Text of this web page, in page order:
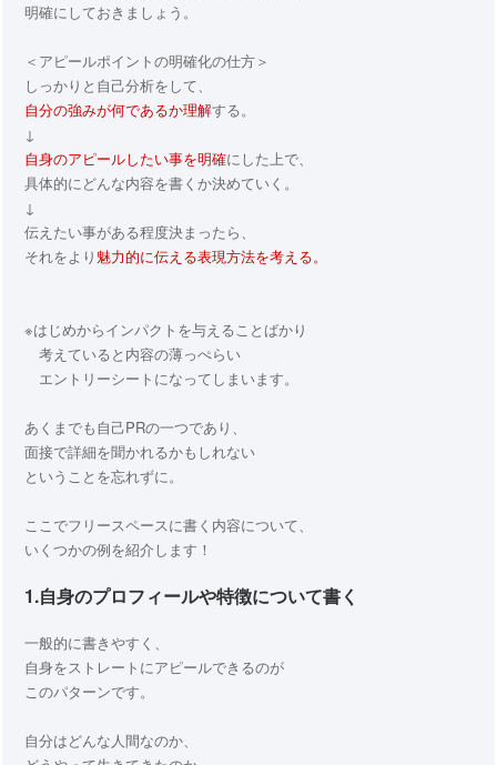
明確にしておきましょう。
＜アピールポイントの明確化の仕方＞
しっかりと自己分析をして、
自分の強みが何であるか理解する。
↓
自身のアピールしたい事を明確にした上で、
具体的にどんな内容を書くか決めていく。
↓
伝えたい事がある程度決まったら、
それをより 魅力的に伝える表現方法を考える。
※はじめからインパクトを与えることばかり
考えていると内容の薄っぺらい
エントリーシートになってしまいます。
あくまでも自己PRの一つであり、
面接で詳細を聞かれるかもしれない
ということを忘れずに。
ここでフリースペースに書く内容について、
いくつかの例を紹介します！
1.自身のプロフィールや特徴について書く
一般的に書きやすく、
自身をストレートにアピールできるのが
このパターンです。
自分はどんな人間なのか、